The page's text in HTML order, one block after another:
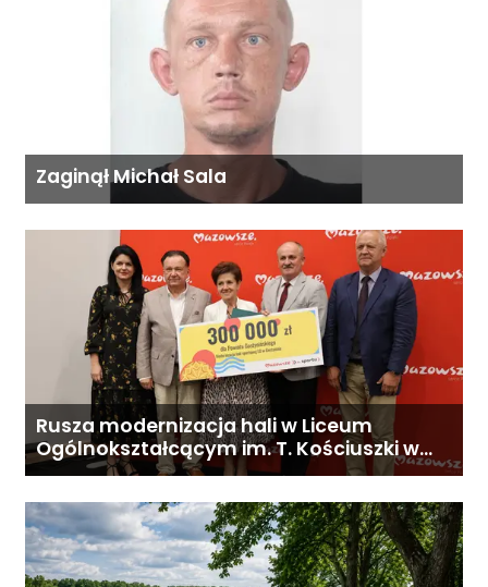
Zaginął Michał Sala
Rusza modernizacja hali w Liceum
Ogólnokształcącym im. T. Kościuszki w
Gostyninie